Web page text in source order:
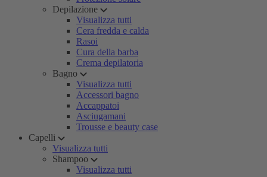
Depilazione
Visualizza tutti
Cera fredda e calda
Rasoi
Cura della barba
Crema depilatoria
Bagno
Visualizza tutti
Accessori bagno
Accappatoi
Asciugamani
Trousse e beauty case
Capelli
Visualizza tutti
Shampoo
Visualizza tutti